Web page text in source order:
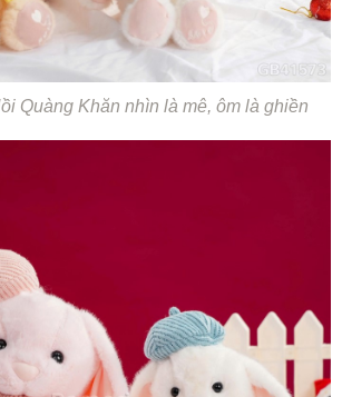
Quàng Khăn nhìn là mê, ôm là ghiền